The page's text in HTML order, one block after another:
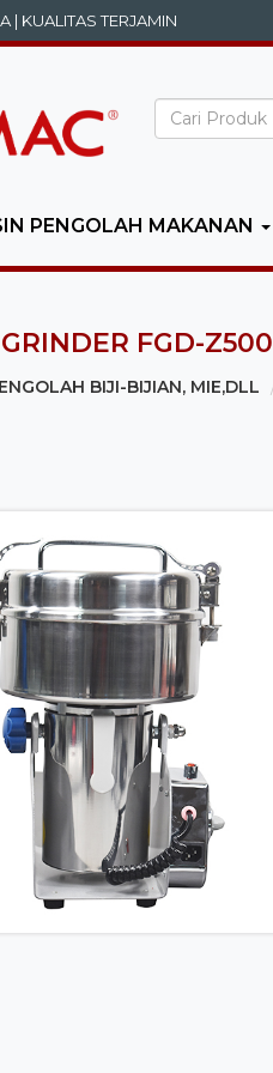
| KUALITAS TERJAMIN
PENGOLAH MAKANAN
FGD-Z500
BIJI-BIJIAN, MIE,DLL